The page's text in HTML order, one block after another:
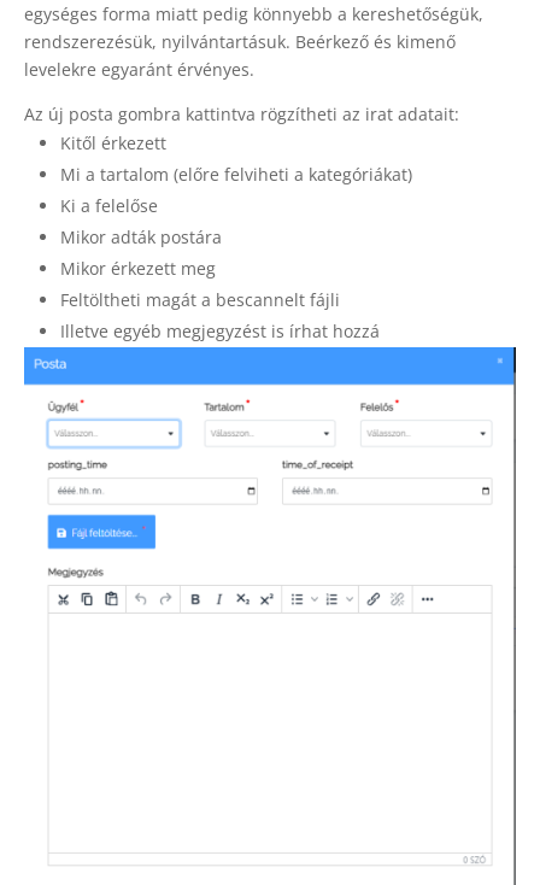
egységes forma miatt pedig könnyebb a kereshetőségük,
rendszerezésük, nyilvántartásuk. Beérkező és kimenő
levelekre egyaránt érvényes.
Az új posta gombra kattintva rögzítheti az irat adatait:
Kitől érkezett
Mi a tartalom (előre felviheti a kategóriákat)
Ki a felelőse
Mikor adták postára
Mikor érkezett meg
Feltöltheti magát a bescannelt fájli
Illetve egyéb megjegyzést is írhat hozzá